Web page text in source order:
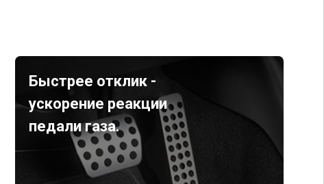
Быстрее отклик -
ускорение реакции
педали газа.